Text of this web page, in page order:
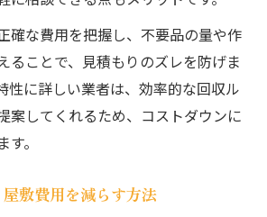
確な費用を把握し、不要品の量や作
ることで、見積もりのズレを防げま
性に詳しい業者は、効率的な回収ル
案してくれるため、コストダウンに
。
敷費用を減らす方法